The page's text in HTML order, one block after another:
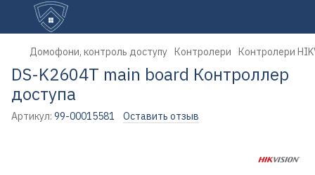
Домофони, контроль доступу Контролери Контролери
DS-K2604T main board Контроллер
доступа
Артикул: 99-00015581 Оставить отзыв